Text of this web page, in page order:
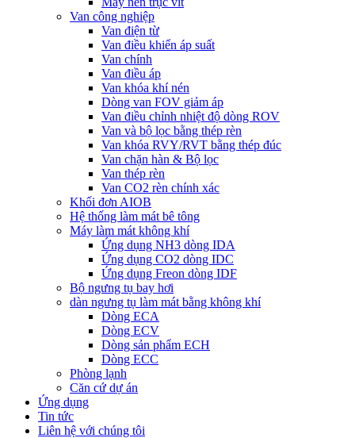
Van công nghiệp
Van điện từ
Van điều khiển áp suất
Van chính
Van điều áp
Van khóa khí nén
Dòng van FOV giảm áp
Van điều chỉnh nhiệt độ dòng ROV
Van và bộ lọc bằng thép rèn
Van khóa RVY/RVT bằng thép đúc
Van chặn hàn & Bộ lọc
Van thép rèn
Van CO2 rèn chính xác
Khối đơn AIOB
Hệ thống làm mát bê tông
Máy làm mát không khí
Ứng dụng NH3 dòng IDA
Ứng dụng CO2 dòng IDC
Ứng dụng Freon dòng IDF
Bộ ngưng tụ bay hơi
dàn ngưng tụ làm mát bằng không khí
Dòng ECA
Dòng ECV
Dòng sản phẩm ECH
Dòng ECC
Phòng lạnh
Căn cứ dự án
Ứng dụng
Tin tức
Liên hệ với chúng tôi